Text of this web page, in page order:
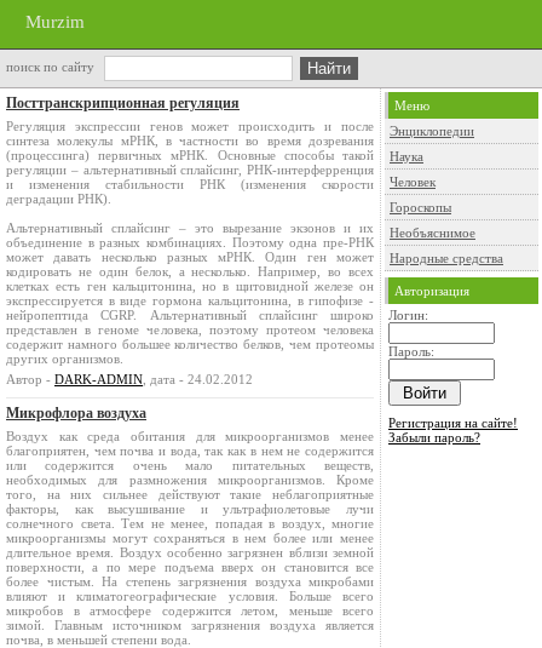
Murzim
поиск по сайту
Посттранскрипционная регуляция
Регуляция экспрессии генов может происходить и после
синтеза молекулы мРНК, в частности во время дозревания
(процессинга) первичных мРНК. Основные способы такой
регуляции – альтернативный сплайсинг, РНК-интерферренция
и изменения стабильности РНК (изменения скорости
деградации РНК).
Альтернативный сплайсинг – это вырезание экзонов и их
объединение в разных комбинациях. Поэтому одна пре-РНК
может давать несколько разных мРНК. Один ген может
кодировать не один белок, а несколько. Например, во всех
клетках есть ген кальцитонина, но в щитовидной железе он
экспрессируется в виде гормона кальцитонина, в гипофизе -
нейропептида CGRP. Альтернативный сплайсинг широко
представлен в геноме человека, поэтому протеом человека
содержит намного большее количество белков, чем протеомы
других организмов.
Автор - DARK-ADMIN , дата - 24.02.2012
Микрофлора воздуха
Воздух как среда обитания для микроорганизмов менее
благоприятен, чем почва и вода, так как в нем не содержится
или содержится очень мало питательных веществ,
необходимых для размножения микроорганизмов. Кроме
того, на них сильнее действуют такие неблагоприятные
факторы, как высушивание и ультрафиолетовые лучи
солнечного света. Тем не менее, попадая в воздух, многие
микроорганизмы могут сохраняться в нем более или менее
длительное время. Воздух особенно загрязнен вблизи земной
поверхности, а по мере подъема вверх он становится все
более чистым. На степень загрязнения воздуха микробами
влияют и климатогеографические условия. Больше всего
микробов в атмосфере содержится летом, меньше всего
зимой. Главным источником загрязнения воздуха является
почва, в меньшей степени вода.
Меню
Энциклопедии
Наука
Человек
Гороскопы
Необъяснимое
Народные средства
Авторизация
Логин:
Пароль:
Регистрация на сайте!
Забыли пароль?